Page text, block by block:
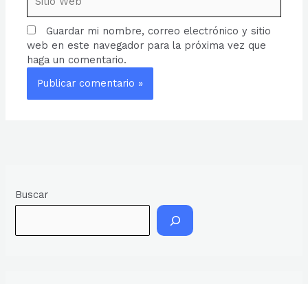
Web
Guardar mi nombre, correo electrónico y sitio
web en este navegador para la próxima vez que
haga un comentario.
Buscar